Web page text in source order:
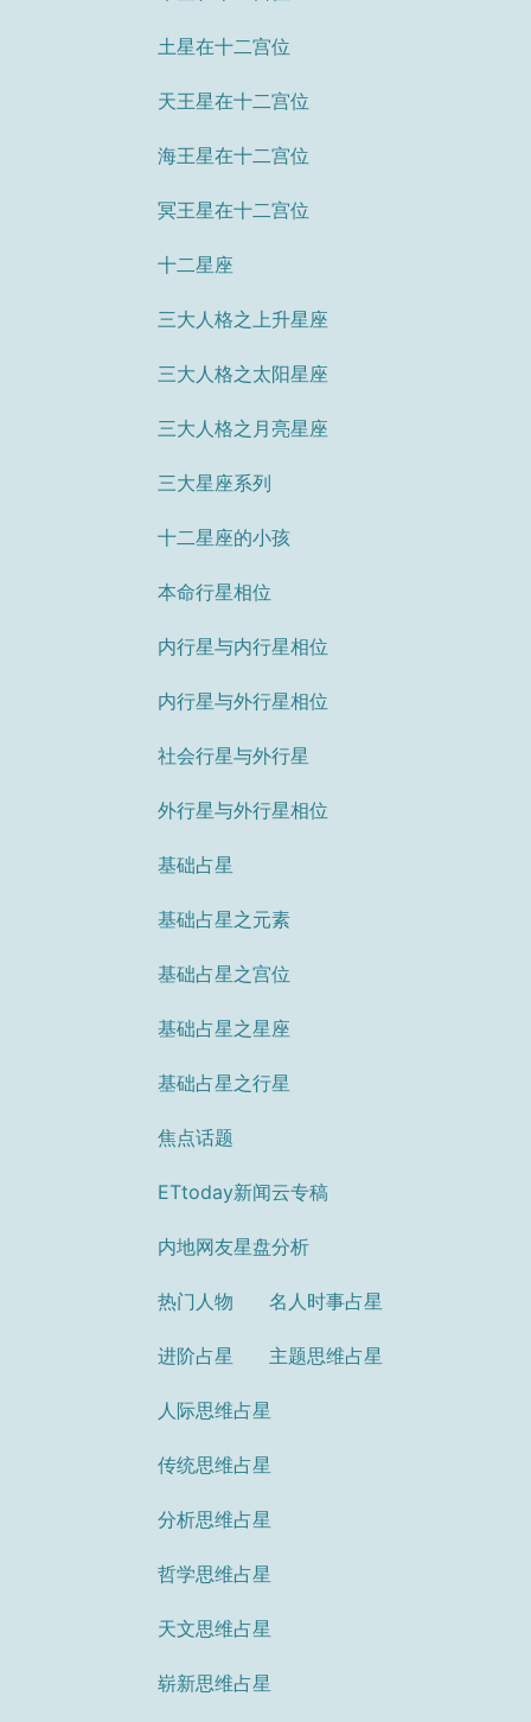
土星在十二宫位
天王星在十二宫位
海王星在十二宫位
冥王星在十二宫位
十二星座
三大人格之上升星座
三大人格之太阳星座
三大人格之月亮星座
三大星座系列
十二星座的小孩
本命行星相位
内行星与内行星相位
内行星与外行星相位
社会行星与外行星
外行星与外行星相位
基础占星
基础占星之元素
基础占星之宫位
基础占星之星座
基础占星之行星
焦点话题
ETtoday新闻云专稿
内地网友星盘分析
热门人物 名人时事占星
进阶占星 主题思维占星
人际思维占星
传统思维占星
分析思维占星
哲学思维占星
天文思维占星
崭新思维占星